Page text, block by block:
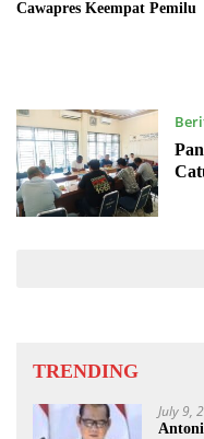
Cawapres Keempat Pemilu
TRENDING
July 9,